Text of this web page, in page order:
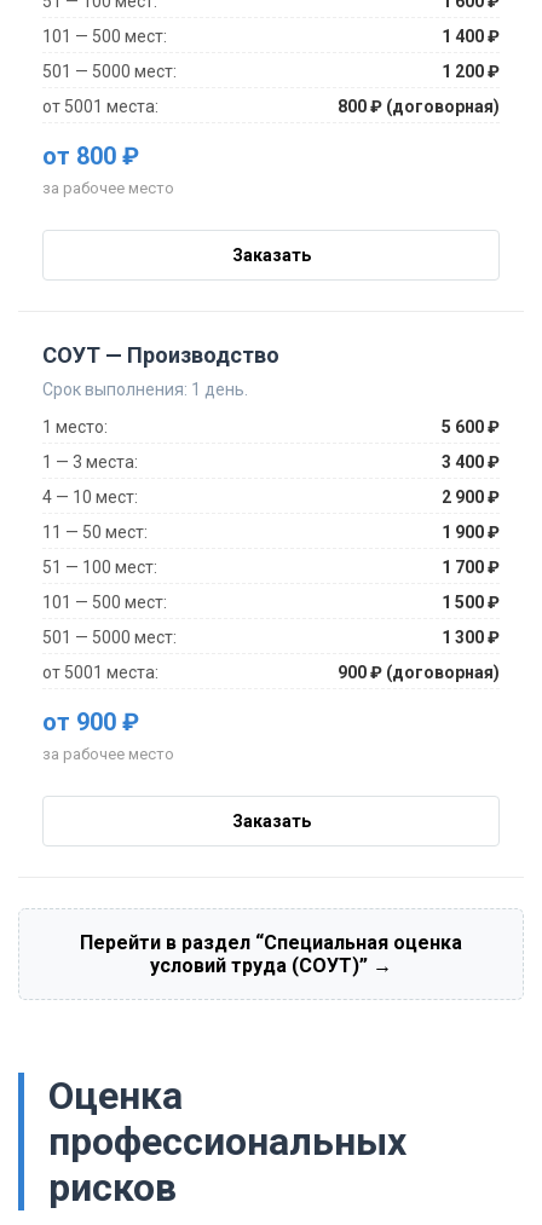
101 — 500 мест:
1 400 ₽
501 — 5000 мест:
1 200 ₽
от 5001 места:
800 ₽ (договорная)
от 800 ₽
за рабочее место
Заказать
СОУТ — Производство
Срок выполнения: 1 день.
1 место:
5 600 ₽
1 — 3 места:
3 400 ₽
4 — 10 мест:
2 900 ₽
11 — 50 мест:
1 900 ₽
51 — 100 мест:
1 700 ₽
101 — 500 мест:
1 500 ₽
501 — 5000 мест:
1 300 ₽
от 5001 места:
900 ₽ (договорная)
от 900 ₽
за рабочее место
Заказать
Перейти в раздел “Специальная оценка
условий труда (СОУТ)” →
Оценка
профессиональных
рисков